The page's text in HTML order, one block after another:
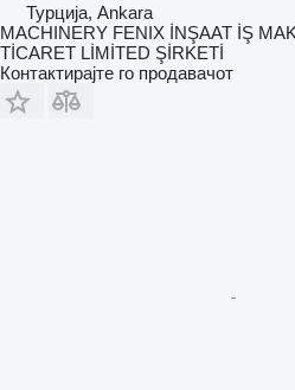
Турција, Ankara
MACHINERY FENIX İNŞAAT İŞ
TİCARET LİMİTED ŞİRKETİ
Контактирајте го продавачот